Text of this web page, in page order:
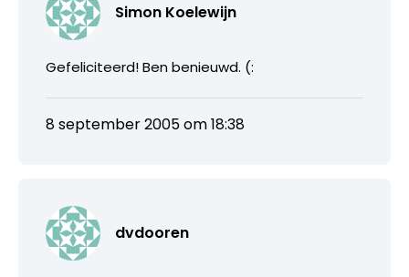
Simon Koelewijn
Gefeliciteerd! Ben benieuwd. (:
8 september 2005 om 18:38
dvdooren